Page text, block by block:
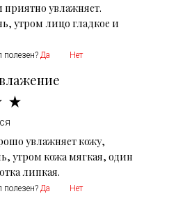
приятно увлажняет.
утром лицо гладкое и
Да Нет
увлажняет кожу,
утром кожа мягкая, один
липкая.
Да Нет